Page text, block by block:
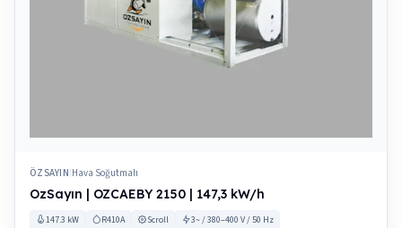
ÖZSAYIN|Hava Soğutmalı
OzSayın | OZCAEBY 2150 | 147,3 kW/h
147.3 kW R410A Scroll 3~ / 380–400 V / 50 Hz